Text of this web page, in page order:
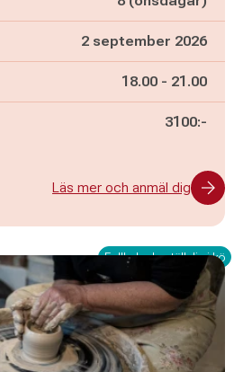
2 september 2026
Pågår mellan
18.00 - och
21.00
3100:-
Läs mer och anmäl dig
Fullbokad - ställ dig i kö